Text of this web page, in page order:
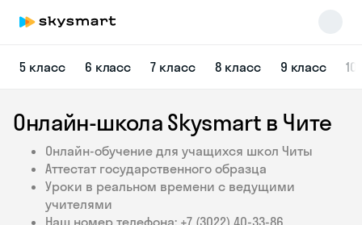
5 класс 6 класс 7 класс 8 класс 9 класс
Онлайн-школа Skysmart в Чите
Онлайн-обучение для учащихся школ Читы
Аттестат государственного образца
Уроки в реальном времени с ведущими
учителями
Наш номер телефона: +7 (3022) 40‑33-86
Skysmart Chat
online